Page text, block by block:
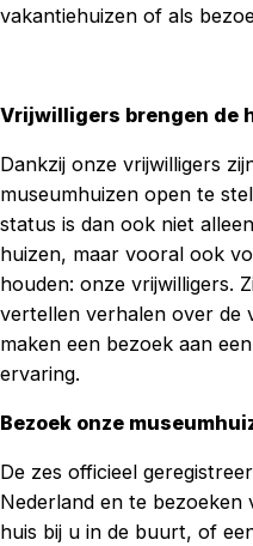
vakantiehuizen of als
Vrijwilligers brengen de
Dankzij onze vrijwilligers
museumhuizen open te
status is dan ook niet
huizen, maar vooral ook
houden: onze vrijwilligers.
vertellen verhalen over de
maken een bezoek aan
ervaring.
Bezoek onze
De zes officieel
Nederland en te
huis bij u in de buurt, of